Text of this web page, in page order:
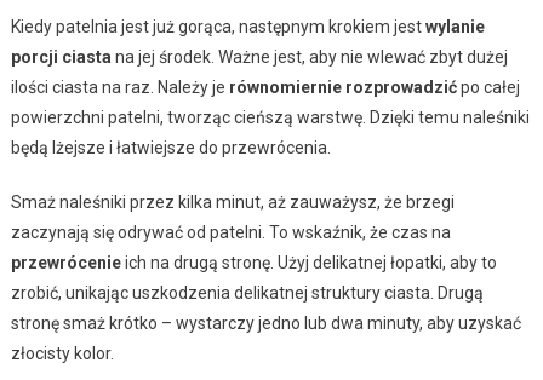
Kiedy patelnia jest już gorąca, następnym krokiem jestwylanie
porcji ciasta na jej środek. Ważne jest, aby nie wlewać zbyt dużej
ilości ciasta na raz. Należy je równomiernie rozprowadzićpo całej
powierzchni patelni, tworząc cieńszą warstwę. Dzięki temu naleśniki
będą lżejsze i łatwiejsze do przewrócenia.
Smaż naleśniki przez kilka minut, aż zauważysz, że brzegi
zaczynają się odrywać od patelni. To wskaźnik, że czas na
przewrócenieich na drugą stronę. Użyj delikatnej łopatki, aby to
zrobić, unikając uszkodzenia delikatnej struktury ciasta. Drugą
stronę smaż krótko – wystarczy jedno lub dwa minuty, aby uzyskać
złocisty kolor.